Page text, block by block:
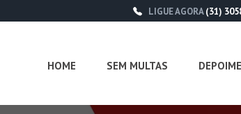
LIGUE AGORA(31)
HOME SEM MULTAS